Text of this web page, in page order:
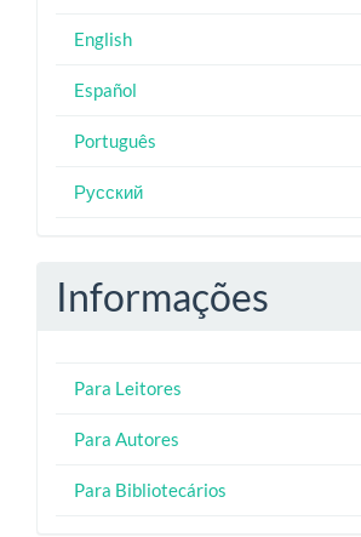
English
Español
Português
Русский
Informações
Para Leitores
Para Autores
Para Bibliotecários